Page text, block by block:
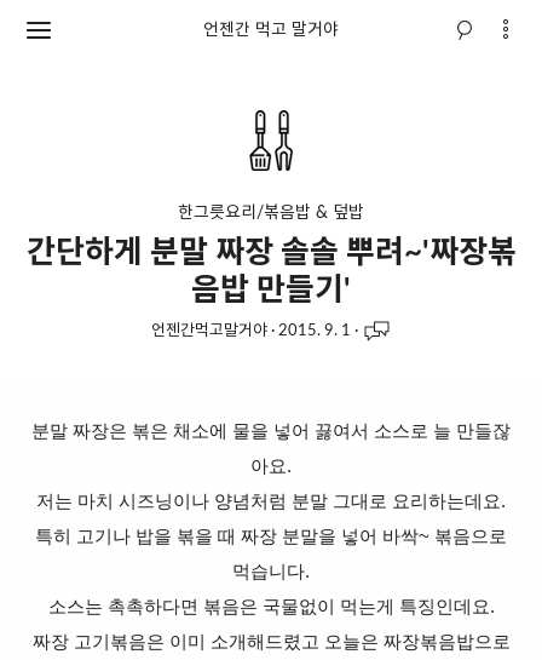
언젠간 먹고 말거야
한그릇요리/볶음밥 & 덮밥
간단하게 분말 짜장 솔솔 뿌려~'짜장볶
음밥 만들기'
언젠간먹고말거야· 2015. 9. 1 ·
분말 짜장은 볶은 채소에 물을 넣어 끓여서 소스로 늘 만들잖
아요.
저는 마치 시즈닝이나 양념처럼 분말 그대로 요리하는데요.
특히 고기나 밥을 볶을 때 짜장 분말을 넣어 바싹~ 볶음으로
먹습니다.
소스는 촉촉하다면 볶음은 국물없이 먹는게 특징인데요.
짜장 고기볶음은 이미 소개해드렸고 오늘은 짜장볶음밥으로